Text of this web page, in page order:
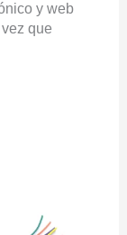
y web
que
producto